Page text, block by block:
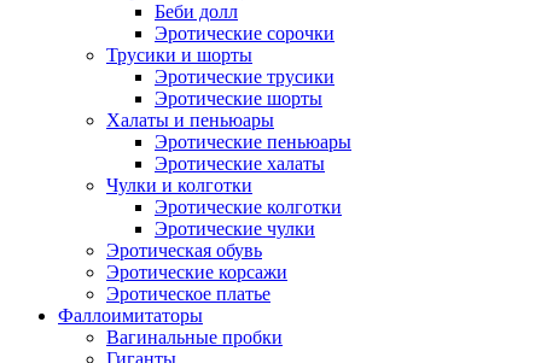
Беби долл
Эротические сорочки
Трусики и шорты
Эротические трусики
Эротические шорты
Халаты и пеньюары
Эротические пеньюары
Эротические халаты
Чулки и колготки
Эротические колготки
Эротические чулки
Эротическая обувь
Эротические корсажи
Эротическое платье
Фаллоимитаторы
Вагинальные пробки
Гиганты